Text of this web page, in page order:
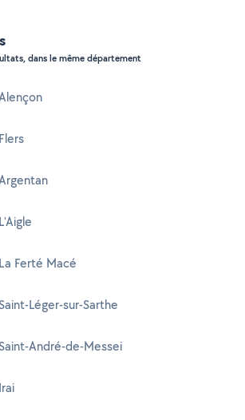
dans le même département
Ferté Macé
Léger-sur-Sarthe
André-de-Messei